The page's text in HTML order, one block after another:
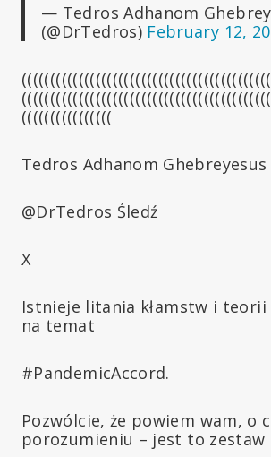
— Tedros Adhanom
(@DrTedros) February 12,
((((((((((((((((
Tedros Adhanom Ghebreyesus
@DrTedros Śledź
X
Istnieje litania kłamstw i teorii
na temat
#PandemicAccord.
Pozwólcie, że powiem wam, o
porozumieniu – jest to zestaw